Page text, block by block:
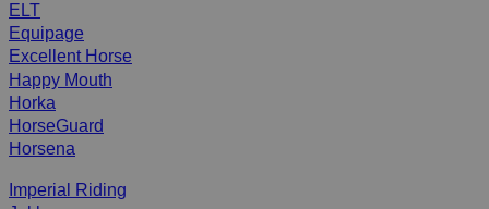
ELT
Equipage
Excellent Horse
Happy Mouth
Horka
HorseGuard
Horsena
Imperial Riding